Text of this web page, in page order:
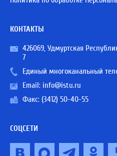
КОНТАКТЫ
426069, Удмуртская
7
Единый многоканальный
Email: info@istu.ru
Факс: (3412) 50-40-55
СОЦСЕТИ